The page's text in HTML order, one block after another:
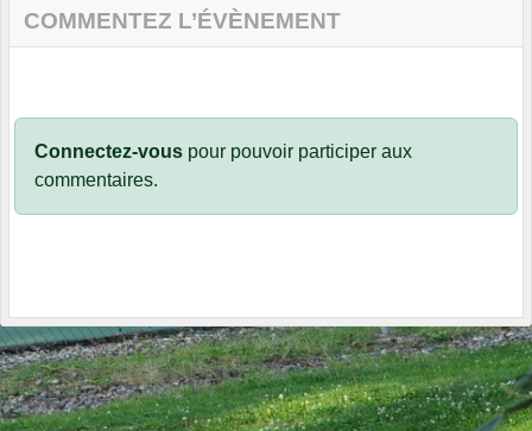
COMMENTEZ L’ÉVÈNEMENT
Connectez-vous pour pouvoir participer aux
commentaires.